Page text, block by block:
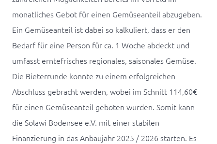
monatliches Gebot für einen Gemüseanteil abzugeben.
Ein Gemüseanteil ist dabei so kalkuliert, dass er den
Bedarf für eine Person für ca. 1 Woche abdeckt und
umfasst erntefrisches regionales, saisonales Gemüse.
Die Bieterrunde konnte zu einem erfolgreichen
Abschluss gebracht werden, wobei im Schnitt 114,60€
für einen Gemüseanteil geboten wurden. Somit kann
die Solawi Bodensee e.V. mit einer stabilen
Finanzierung in das Anbaujahr 2025 / 2026 starten. Es